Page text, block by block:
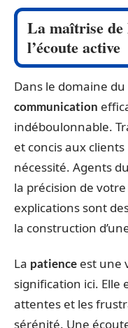
La maîtrise de
l’écoute active
Dans le domaine du
communication
indéboulonnable.
et concis aux
nécessité. Agents
la précision de
explications sont
la construction
La patience est une
signification ici. Elle
attentes et les
sérénité. Une